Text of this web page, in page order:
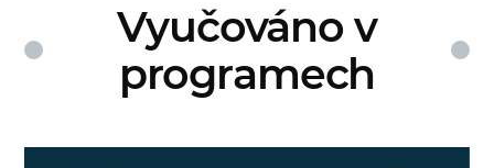
Vyučováno v
programech